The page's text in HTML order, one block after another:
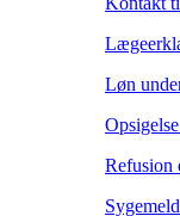
Løn
Refusion